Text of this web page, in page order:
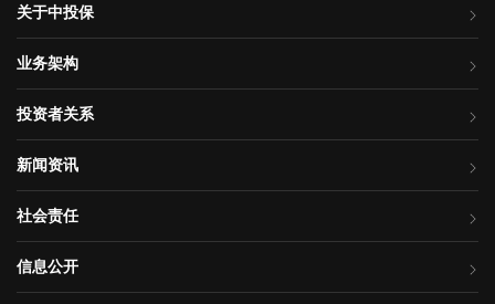
关于中投保
业务架构
投资者关系
新闻资讯
社会责任
信息公开